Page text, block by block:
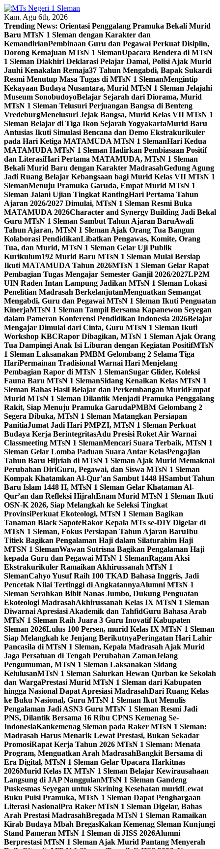
Skip
to
content
Kam. Agu 6th, 2026
Trending News: Orientasi Penggalang Pramuka Bekali Murid
Baru MTsN 1 Sleman dengan Karakter dan
KemandirianPembinaan Guru dan Pegawai Perkuat Disiplin,
Dorong Kemajuan MTsN 1 SlemanUpacara Bendera di MTsN
1 Sleman Diakhiri Deklarasi Pelajar Damai, Polisi Ajak Murid
Jauhi Kenakalan Remaja37 Tahun Mengabdi, Bapak Sukardi
Resmi Menutup Masa Tugas di MTsN 1 SlemanMengintip
Kekayaan Budaya Nusantara, Murid MTsN 1 Sleman Jelajahi
Museum SonobudoyoBelajar Sejarah dari Diorama, Murid
MTsN 1 Sleman Telusuri Perjuangan Bangsa di Benteng
VredeburgMenelusuri Jejak Bangsa, Murid Kelas VII MTsN 1
Sleman Belajar di Tiga Ikon Sejarah YogyakartaMurid Baru
Antusias Ikuti Simulasi Bencana dan Demo Ekstrakurikuler
pada Hari Ketiga MATAMUDA MTsN 1 SlemanHari Kedua
MATAMUDA MTsN 1 Sleman Hadirkan Pembiasaan Positif
dan LiterasiHari Pertama MATAMUDA, MTsN 1 Sleman
Bekali Murid Baru dengan Karakter MadrasahGedung Agung
Jadi Ruang Belajar Kebangsaan bagi Murid Kelas VII MTsN 1
SlemanMenuju Pramuka Garuda, Empat Murid MTsN 1
Sleman Jalani Ujian Tingkat RantingHari Pertama Tahun
Ajaran 2026/2027 Dimulai, MTsN 1 Sleman Resmi Buka
MATAMUDA 2026Character and Synergy Building Jadi Bekal
Guru MTsN 1 Sleman Sambut Tahun Ajaran BaruAwali
Tahun Ajaran, MTsN 1 Sleman Ajak Orang Tua Bangun
Kolaborasi PendidikanLibatkan Pengawas, Komite, Orang
Tua, dan Murid, MTsN 1 Sleman Gelar Uji Publik
Kurikulum192 Murid Baru MTsN 1 Sleman Mulai Bersiap
Ikuti MATAMUDA Tahun 2026MTsN 1 Sleman Gelar Rapat
Pembagian Tugas Mengajar Semester Ganjil 2026/2027LP2M
UIN Raden Intan Lampung Jadikan MTsN 1 Sleman Lokasi
Penelitian Madrasah BerkelanjutanMenguatkan Semangat
Mengabdi, Guru dan Pegawai MTsN 1 Sleman Ikuti Penguatan
KinerjaMTsN 1 Sleman Tampil Bersama Kapanewon Seyegan
dalam Pameran Konferensi Pendidikan Indonesia 2026Belajar
Mengajar Dimulai dari Cinta, Guru MTsN 1 Sleman Ikuti
Workshop KBCRapor Dibagikan, MTsN 1 Sleman Ajak Orang
Tua Dampingi Anak Isi Liburan dengan Kegiatan PositifMTsN
1 Sleman Laksanakan PMBM Gelombang 2 Selama Tiga
HariPermainan Tradisional Warnai Hari Menjelang
Pembagian Rapor di MTsN 1 SlemanSugar Glider, Koleksi
Fauna Baru MTsN 1 SlemanSidang Kenaikan Kelas MTsN 1
Sleman Bahas Hasil Belajar dan Perkembangan MuridEmpat
Murid MTsN 1 Sleman Dilantik Menjadi Pramuka Penggalang
Rakit, Siap Menuju Pramuka GarudaPMBM Gelombang 2
Segera Dibuka, MTsN 1 Sleman Matangkan Persiapan
PanitiaJumat Jadi Hari PMPZI, MTsN 1 Sleman Perkuat
Budaya Kerja BerintegritasAdu Presisi Roket Air Warnai
Classmeeting MTsN 1 SlemanMencari Suara Terbaik, MTsN 1
Sleman Gelar Lomba Paduan Suara Antar KelasPengajian
Tahun Baru Hijriah di MTsN 1 Sleman Ajak Murid Memaknai
Perubahan DiriGuru, Pegawai, dan Siswa MTsN 1 Sleman
Kompak Khatamkan Al-Qur’an Sambut 1448 HSambut Tahun
Baru Islam 1448 H, MTsN 1 Sleman Gelar Khataman Al-
Qur’an dan Refleksi HijrahEnam Murid MTsN 1 Sleman Ikuti
OSN-K 2026, Siap Melangkah ke Seleksi Tingkat
ProvinsiPerkuat Ekoteologi, MTsN 1 Sleman Bagikan
Tanaman Black SapoteRakor Kepala MTs se-DIY Digelar di
MTsN 1 Sleman, Fokus Persiapan Tahun Ajaran BaruIbu
Titiek Bagikan Pengalaman Haji dalam Silaturahim Haji
MTSN 1 SlemanWawan Sutrisna Bagikan Pengalaman Haji
kepada Guru dan Pegawai MTsN 1 SlemanRagam Aksi
Ekstrakurikuler Ramaikan Akhirussanah MTsN 1
SlemanCahyo Yusuf Raih 100 TKAD Bahasa Inggris, Jadi
Pencetak Nilai Tertinggi di AngkatannyaAlumni MTsN 1
Sleman Serahkan Bibit Nanas Jumbo, Dukung Penguatan
Ekoteologi MadrasahAkhirussanah Kelas IX MTsN 1 Sleman
Diwarnai Apresiasi Akademik dan TahfidGuru Bahasa Arab
MTsN 1 Sleman Raih Juara 3 Guru Inovatif Kabupaten
Sleman 2026Lulus 100 Persen, murid Kelas IX MTsN 1 Sleman
Siap Melangkah ke Jenjang BerikutnyaPeringatan Hari Lahir
Pancasila di MTsN 1 Sleman, Kepala Madrasah Ajak Murid
Jaga Persatuan di Tengah Perubahan ZamanJelang
Pengumuman, MTsN 1 Sleman Laksanakan Sidang
KelulusanMTsN 1 Sleman Salurkan Hewan Qurban ke Sekolah
dan WargaPrestasi Murid MTsN 1 Sleman dari Kabupaten
hingga Nasional Dapat Apresiasi MadrasahDari Ruang Kelas
ke Buku Nasional, Guru MTsN 1 Sleman Ikut Menulis
Pengalaman Jadi ASN3 Guru MTsN 1 Sleman Resmi Jadi
PNS, Dilantik Bersama 16 Ribu CPNS Kemenag Se-
IndonesiaKankemenag Sleman pada Raker MTsN 1 Sleman:
Madrasah Harus Menarik Lewat Prestasi, Bukan Sekadar
PromosiRapat Kerja Tahun 2026 MTsN 1 Sleman: Menata
Program, Menguatkan Arah MadrasahBangkit Bersama di
Era Digital, MTsN 1 Sleman Gelar Upacara Harkitnas
2026Murid Kelas IX MTsN 1 Sleman Belajar Kewirausahaan
Langsung di JAP NanggulanMTsN 1 Sleman Gandeng
Puskesmas Seyegan untuk Skrining Kesehatan muridLewat
Buku Puisi Pramuka, MTsN 1 Sleman Dapat Penghargaan
Literasi NasionalPra Raker MTsN 1 Sleman Digelar, Bahas
Arah Prestasi MadrasahBregada MTsN 1 Sleman Ramaikan
Kirab Budaya Mbah BregasKakan Kemenag Sleman Kunjungi
Stand Pameran MTsN 1 Sleman di JISS 2026Alumni
Berprestasi MTsN 1 Sleman Ajak Murid Pantang Menyerah